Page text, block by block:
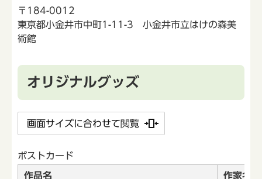
〒184-0012
東京都小金井市中町1-11-3 小金井市立はけの森美
術館
オリジナルグッズ
画面サイズに合わせて閲覧
ポストカード
作品名 作家名